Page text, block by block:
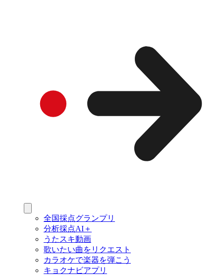
全国採点グランプリ
分析採点AI＋
うたスキ動画
歌いたい曲をリクエスト
カラオケで楽器を弾こう
キョクナビアプリ